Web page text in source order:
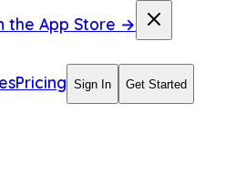
the App Store →
Pricing Sign In Get Started